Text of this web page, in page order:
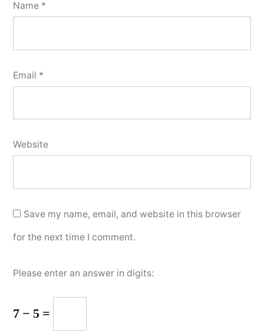
Name *
Email *
Website
Save my name, email, and website in this browser
for the next time I comment.
Please enter an answer in digits:
7 − 5 =